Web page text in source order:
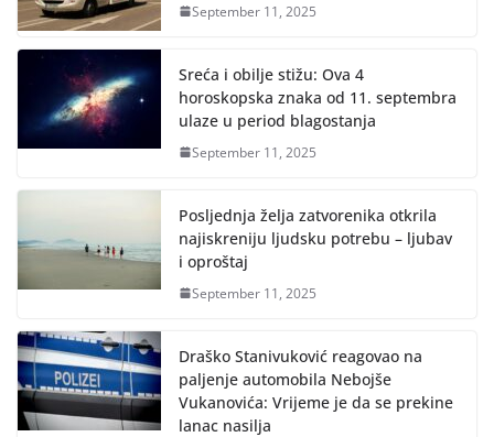
September 11, 2025
Sreća i obilje stižu: Ova 4
horoskopska znaka od 11. septembra
ulaze u period blagostanja
September 11, 2025
Posljednja želja zatvorenika otkrila
najiskreniju ljudsku potrebu – ljubav
i oproštaj
September 11, 2025
Draško Stanivuković reagovao na
paljenje automobila Nebojše
Vukanovića: Vrijeme je da se prekine
lanac nasilja